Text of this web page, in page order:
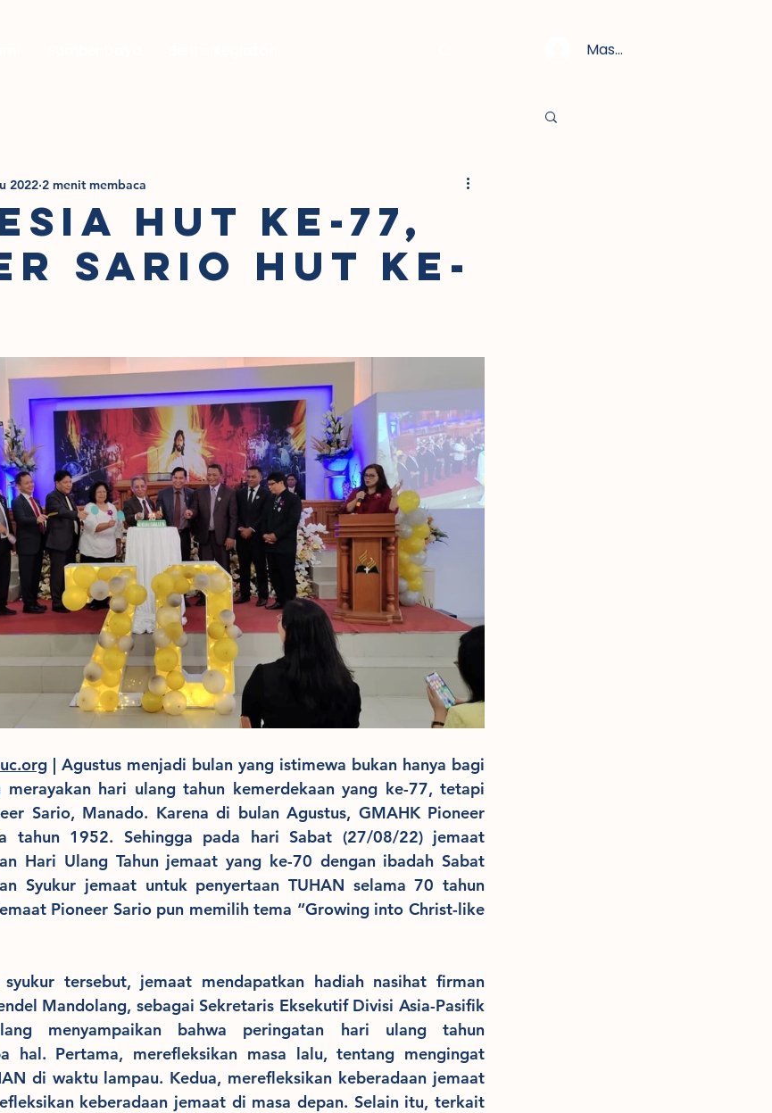
Masuk
HUT KE-77,
SARIO HUT KE-
2022 2 menit membaca
| Agustus menjadi bulan yang istimewa bukan hanya bagi
merayakan hari ulang tahun kemerdekaan yang ke-77, tetapi
Sario, Manado. Karena di bulan Agustus, GMAHK Pioneer
tahun 1952. Sehingga pada hari Sabat (27/08/22) jemaat
Hari Ulang Tahun jemaat yang ke-70 dengan ibadah Sabat
Syukur jemaat untuk penyertaan TUHAN selama 70 tahun
Pioneer Sario pun memilih tema “Growing into Christ-like
tersebut, jemaat mendapatkan hadiah nasihat firman
Mandolang, sebagai Sekretaris Eksekutif Divisi Asia-Pasifik
menyampaikan bahwa peringatan hari ulang tahun
hal. Pertama, merefleksikan masa lalu, tentang mengingat
di waktu lampau. Kedua, merefleksikan keberadaan jemaat
keberadaan jemaat di masa depan. Selain itu, terkait